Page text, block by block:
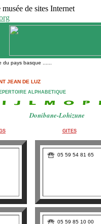
de sites Internet
pays basque ......
JEAN DE LUZ
ALPHABETIQUE
Donibane-Lohizune
GITES
05 59 54 81 65
05 59 85 10 00